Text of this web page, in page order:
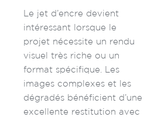
Le jet d’encre devient
intéressant lorsque le
projet nécessite un rendu
visuel très riche ou un
format spécifique. Les
images complexes et les
dégradés bénéficient d’une
excellente restitution avec